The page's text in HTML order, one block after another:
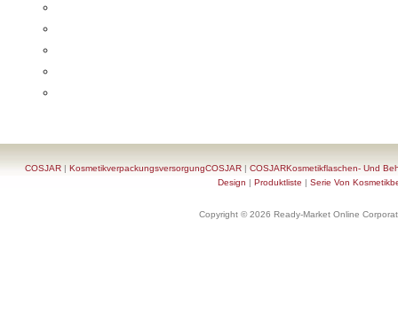
COSJAR |KosmetikverpackungsversorgungCOSJAR |COSJARKosmetikflaschen- Und
Design | Produktliste | Serie Von
Copyright © 2026 Ready-Market Online